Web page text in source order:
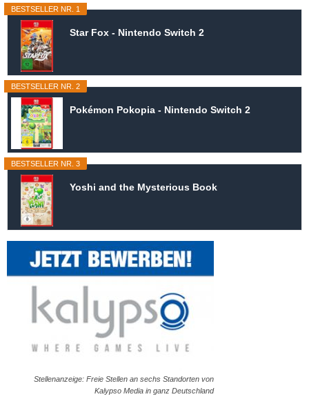
BESTSELLER NR. 1
Star Fox - Nintendo Switch 2
BESTSELLER NR. 2
Pokémon Pokopia - Nintendo Switch 2
BESTSELLER NR. 3
Yoshi and the Mysterious Book
Stellenanzeige: Freie Stellen an sechs Standorten von
Kalypso Media in ganz Deutschland